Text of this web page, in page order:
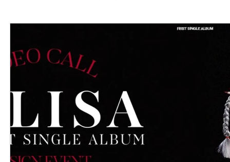
ABOUT ME ABOUT BIDHONGKONG
購物